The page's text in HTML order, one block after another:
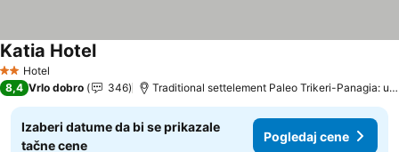
2 Zvezdice
Hotel
Katia Hotel
8,4 Vrlo dobro 346 Traditional settelement Paleo Trikeri-Panagia: udaljenost 15.3 km
Izaberi datume da bi se prikazale
tačne cene
Pogledaj cene